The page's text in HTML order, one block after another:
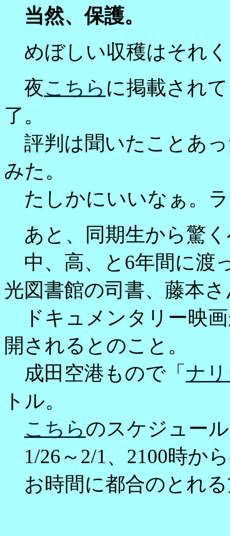
当然、保護。
めぼしい収穫はそれ
夜こちら に掲載され
了。
評判は聞いたことあ
みた。
たしかにいいなぁ。
あと、同期生から驚
中、高、と6年間に渡
光図書館の司書、藤本
ドキュメンタリー映
開されるとのこと。
成田空港もので「 ナ
トル。
こちらのスケジュー
1/26～2/1、2100時か
お時間に都合のとれ